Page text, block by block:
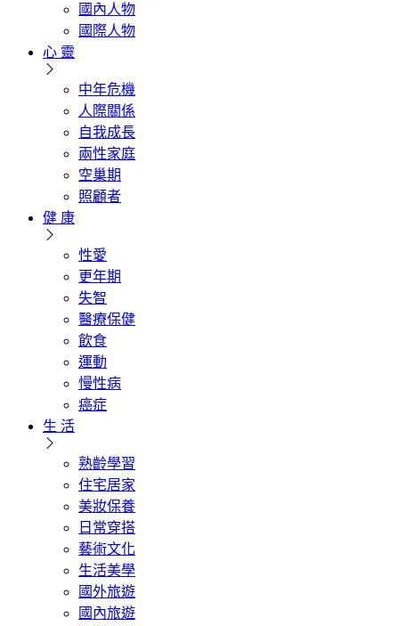
國內人物
國際人物
心 靈
中年危機
人際關係
自我成長
兩性家庭
空巢期
照顧者
健 康
性愛
更年期
失智
醫療保健
飲食
運動
慢性病
癌症
生 活
熟齡學習
住宅居家
美妝保養
日常穿搭
藝術文化
生活美學
國外旅遊
國內旅遊